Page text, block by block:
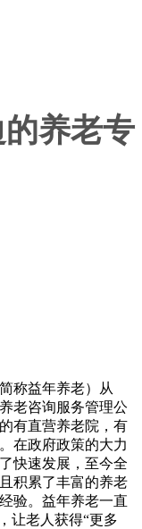
养老专
称益年养老）从
老咨询服务管理公
有直营养老院，有
在政府政策的大力
快速发展，至今全
积累了丰富的养老
验。益年养老一直
让老人获得“更多